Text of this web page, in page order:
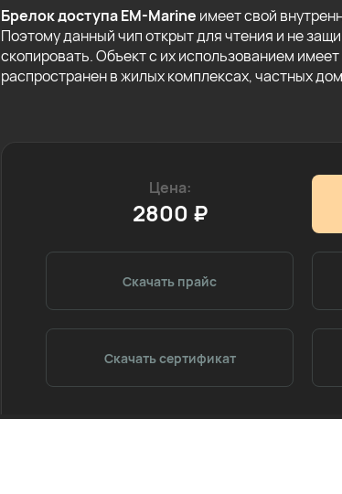
Брелок доступа EM-Marine имеет свой
Поэтому данный чип открыт для чтения и не
скопировать. Объект с их использованием
распространен в жилых комплексах, частных
Цена:
2800 ₽
Скачать прайс
Скачать сертификат